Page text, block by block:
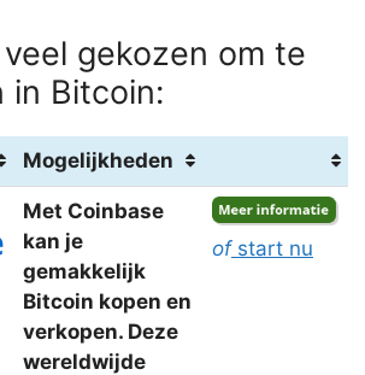
gekozen om te
in Bitcoin:
Mogelijkheden
Met Coinbase
kan je
gemakkelijk
Bitcoin kopen en
verkopen. Deze
wereldwijde
ofstart nu